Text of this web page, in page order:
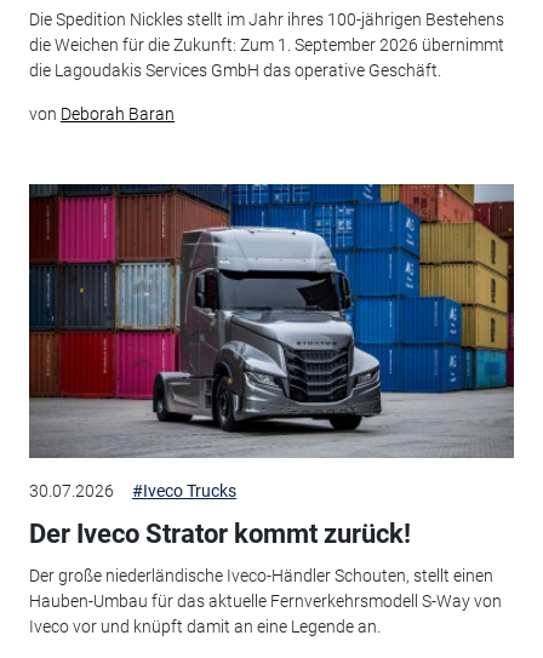
Die Spedition Nickles stellt im Jahr ihres 100-jährigen Bestehens
die Weichen für die Zukunft: Zum 1. September 2026 übernimmt
die Lagoudakis Services GmbH das operative Geschäft.
von Deborah Baran
30.07.2026 #Iveco Trucks
Der Iveco Strator kommt zurück!
Der große niederländische Iveco-Händler Schouten, stellt einen
Hauben-Umbau für das aktuelle Fernverkehrsmodell S-Way von
Iveco vor und knüpft damit an eine Legende an.